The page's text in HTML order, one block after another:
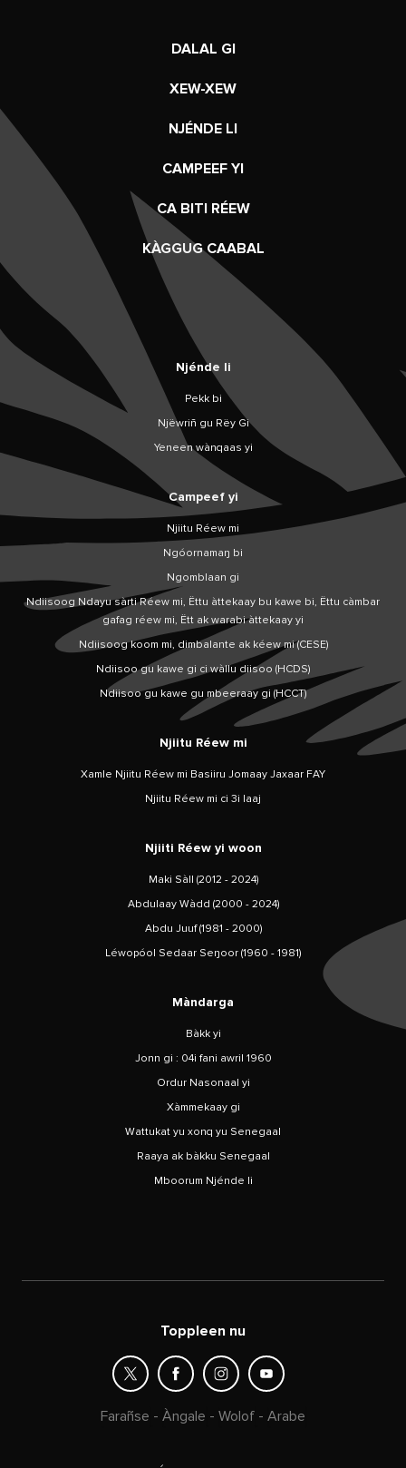
DALAL GI
XEW-XEW
NJÉNDE LI
CAMPEEF YI
CA BITI RÉEW
KÀGGUG CAABAL
Njénde li
Pekk bi
Njëwriñ gu Rëy Gi
Yeneen wànqaas yi
Campeef yi
Njiitu Réew mi
Ngóornamaŋ bi
Ngomblaan gi
Ndiisoog Ndayu sàrti Réew mi, Ëttu àttekaay bu kawe bi, Ëttu càmbar
gafag réew mi, Ëtt ak warabi àttekaay yi
Ndiisoog koom mi, dimbalante ak kéew mi (CESE)
Ndiisoo gu kawe gi ci wàllu diisoo (HCDS)
Ndiisoo gu kawe gu mbeeraay gi (HCCT)
Njiitu Réew mi
Xamle Njiitu Réew mi Basiiru Jomaay Jaxaar FAY
Njiitu Réew mi ci 3i laaj
Njiiti Réew yi woon
Maki Sàll (2012 - 2024)
Abdulaay Wàdd (2000 - 2024)
Abdu Juuf (1981 - 2000)
Léwopóol Sedaar Seŋoor (1960 - 1981)
Màndarga
Bàkk yi
Jonn gi : 04i fani awril 1960
Ordur Nasonaal yi
Xàmmekaay gi
Wattukat yu xonq yu Senegaal
Raaya ak bàkku Senegaal
Mboorum Njénde li
Toppleen nu
Farañse - Àngale - Wolof - Arabe